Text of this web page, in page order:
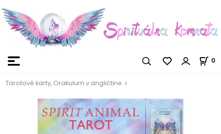
0
Tarotové karty, Orakulum v angličtine